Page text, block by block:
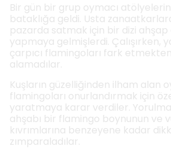
Bir gün bir grup oymacı
bataklığa geldi. Usta
pazarda satmak için bir dizi ahşap
yapmaya gelmişlerdi. Çalışırken,
çarpıcı flamingoları fark
alamadılar.
Kuşların güzelliğinden ilham alan
flamingoları onurlandırmak için
yaratmaya karar verdiler.
ahşabı bir flamingo boynunun ve
kıvrımlarına benzeyene kadar
zımparaladılar.